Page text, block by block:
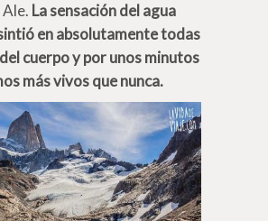
La sensación del agua
en absolutamente todas
cuerpo y por unos minutos
más vivos que nunca.